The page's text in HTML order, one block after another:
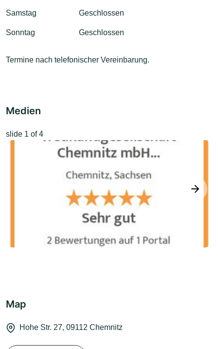
Samstag Geschlossen
Sonntag Geschlossen
Termine nach telefonischer Vereinbarung.
Medien
next
slide 1 of 4
Map
Hohe Str. 27, 09112 Chemnitz